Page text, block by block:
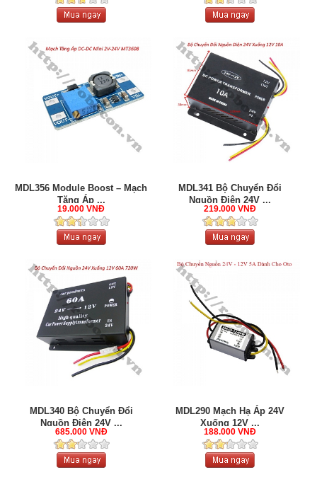
MDL356 Module Boost – Mạch
Tăng Áp ...
19.000 VNĐ
MDL341 Bộ Chuyển Đổi
Nguồn Điện 24V ...
219.000 VNĐ
MDL340 Bộ Chuyển Đổi
Nguồn Điện 24V ...
685.000 VNĐ
MDL290 Mạch Hạ Áp 24V
Xuống 12V ...
188.000 VNĐ